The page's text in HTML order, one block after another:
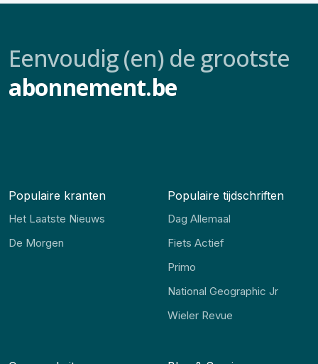
Eenvoudig (en) de grootste
abonnement.be
Populaire kranten
Het Laatste Nieuws
De Morgen
Populaire tijdschriften
Dag Allemaal
Fiets Actief
Primo
National Geographic Jr
Wieler Revue